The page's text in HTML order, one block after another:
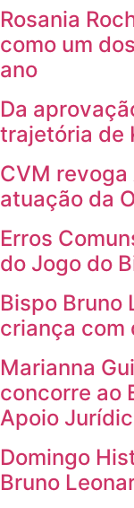
Rosania
como um
ano
Da
trajetória de
CVM
atuação da
Erros
do Jogo do
Bispo Bruno
criança com
Marianna
concorre ao
Apoio
Domingo
Bruno